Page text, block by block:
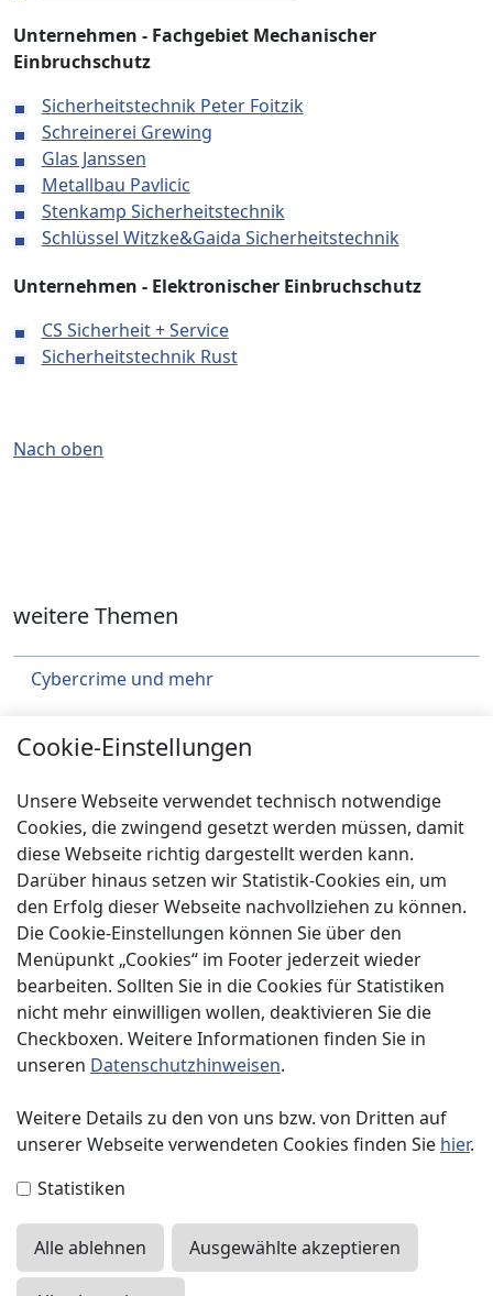
Unternehmen - Fachgebiet Mechanischer
Einbruchschutz
Sicherheitstechnik Peter Foitzik
Schreinerei Grewing
Glas Janssen
Metallbau Pavlicic
Stenkamp Sicherheitstechnik
Schlüssel Witzke&Gaida Sicherheitstechnik
Unternehmen - Elektronischer Einbruchschutz
CS Sicherheit + Service
Sicherheitstechnik Rust
Nach oben
weitere Themen
Cybercrime und mehr
Über uns
Service
Spenden
Impressum
Kontakt
Presse
Sitemap
Cookie-Einstellungen
Unsere Webseite verwendet technisch notwendige
Cookies, die zwingend gesetzt werden müssen, damit
diese Webseite richtig dargestellt werden kann.
Darüber hinaus setzen wir Statistik-Cookies ein, um
den Erfolg dieser Webseite nachvollziehen zu können.
Die Cookie-Einstellungen können Sie über den
Menüpunkt „Cookies“ im Footer jederzeit wieder
bearbeiten. Sollten Sie in die Cookies für Statistiken
nicht mehr einwilligen wollen, deaktivieren Sie die
Checkboxen. Weitere Informationen finden Sie in
unseren Datenschutzhinweisen.
Weitere Details zu den von uns bzw. von Dritten auf
unserer Webseite verwendeten Cookies finden Sie hier.
Statistiken
Alle ablehnen Ausgewählte akzeptieren